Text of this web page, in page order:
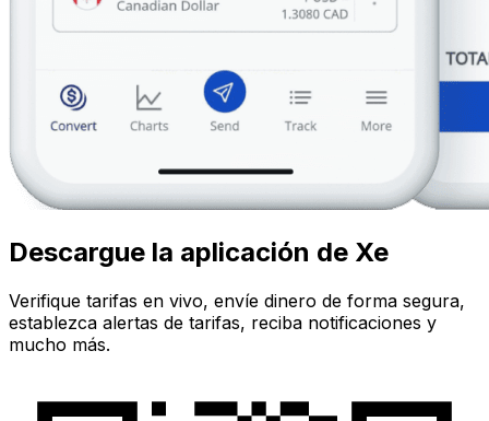
Descargue la aplicación de Xe
Verifique tarifas en vivo, envíe dinero de forma segura,
establezca alertas de tarifas, reciba notificaciones y
mucho más.